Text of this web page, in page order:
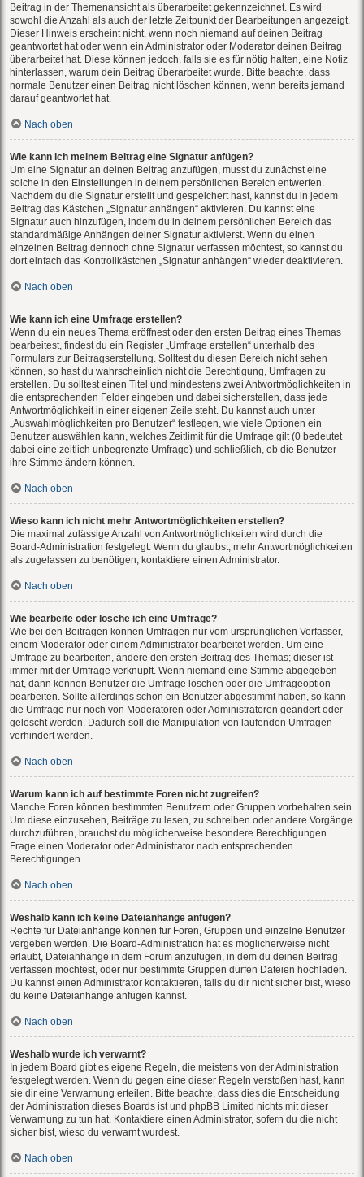
Beitrag in der Themenansicht als überarbeitet gekennzeichnet. Es wird
sowohl die Anzahl als auch der letzte Zeitpunkt der Bearbeitungen angezeigt.
Dieser Hinweis erscheint nicht, wenn noch niemand auf deinen Beitrag
geantwortet hat oder wenn ein Administrator oder Moderator deinen Beitrag
überarbeitet hat. Diese können jedoch, falls sie es für nötig halten, eine Notiz
hinterlassen, warum dein Beitrag überarbeitet wurde. Bitte beachte, dass
normale Benutzer einen Beitrag nicht löschen können, wenn bereits jemand
darauf geantwortet hat.
Nach oben
Wie kann ich meinem Beitrag eine Signatur anfügen?
Um eine Signatur an deinen Beitrag anzufügen, musst du zunächst eine
solche in den Einstellungen in deinem persönlichen Bereich entwerfen.
Nachdem du die Signatur erstellt und gespeichert hast, kannst du in jedem
Beitrag das Kästchen „Signatur anhängen“ aktivieren. Du kannst eine
Signatur auch hinzufügen, indem du in deinem persönlichen Bereich das
standardmäßige Anhängen deiner Signatur aktivierst. Wenn du einen
einzelnen Beitrag dennoch ohne Signatur verfassen möchtest, so kannst du
dort einfach das Kontrollkästchen „Signatur anhängen“ wieder deaktivieren.
Nach oben
Wie kann ich eine Umfrage erstellen?
Wenn du ein neues Thema eröffnest oder den ersten Beitrag eines Themas
bearbeitest, findest du ein Register „Umfrage erstellen“ unterhalb des
Formulars zur Beitragserstellung. Solltest du diesen Bereich nicht sehen
können, so hast du wahrscheinlich nicht die Berechtigung, Umfragen zu
erstellen. Du solltest einen Titel und mindestens zwei Antwortmöglichkeiten in
die entsprechenden Felder eingeben und dabei sicherstellen, dass jede
Antwortmöglichkeit in einer eigenen Zeile steht. Du kannst auch unter
„Auswahlmöglichkeiten pro Benutzer“ festlegen, wie viele Optionen ein
Benutzer auswählen kann, welches Zeitlimit für die Umfrage gilt (0 bedeutet
dabei eine zeitlich unbegrenzte Umfrage) und schließlich, ob die Benutzer
ihre Stimme ändern können.
Nach oben
Wieso kann ich nicht mehr Antwortmöglichkeiten erstellen?
Die maximal zulässige Anzahl von Antwortmöglichkeiten wird durch die
Board-Administration festgelegt. Wenn du glaubst, mehr Antwortmöglichkeiten
als zugelassen zu benötigen, kontaktiere einen Administrator.
Nach oben
Wie bearbeite oder lösche ich eine Umfrage?
Wie bei den Beiträgen können Umfragen nur vom ursprünglichen Verfasser,
einem Moderator oder einem Administrator bearbeitet werden. Um eine
Umfrage zu bearbeiten, ändere den ersten Beitrag des Themas; dieser ist
immer mit der Umfrage verknüpft. Wenn niemand eine Stimme abgegeben
hat, dann können Benutzer die Umfrage löschen oder die Umfrageoption
bearbeiten. Sollte allerdings schon ein Benutzer abgestimmt haben, so kann
die Umfrage nur noch von Moderatoren oder Administratoren geändert oder
gelöscht werden. Dadurch soll die Manipulation von laufenden Umfragen
verhindert werden.
Nach oben
Warum kann ich auf bestimmte Foren nicht zugreifen?
Manche Foren können bestimmten Benutzern oder Gruppen vorbehalten sein.
Um diese einzusehen, Beiträge zu lesen, zu schreiben oder andere Vorgänge
durchzuführen, brauchst du möglicherweise besondere Berechtigungen.
Frage einen Moderator oder Administrator nach entsprechenden
Berechtigungen.
Nach oben
Weshalb kann ich keine Dateianhänge anfügen?
Rechte für Dateianhänge können für Foren, Gruppen und einzelne Benutzer
vergeben werden. Die Board-Administration hat es möglicherweise nicht
erlaubt, Dateianhänge in dem Forum anzufügen, in dem du deinen Beitrag
verfassen möchtest, oder nur bestimmte Gruppen dürfen Dateien hochladen.
Du kannst einen Administrator kontaktieren, falls du dir nicht sicher bist, wieso
du keine Dateianhänge anfügen kannst.
Nach oben
Weshalb wurde ich verwarnt?
In jedem Board gibt es eigene Regeln, die meistens von der Administration
festgelegt werden. Wenn du gegen eine dieser Regeln verstoßen hast, kann
sie dir eine Verwarnung erteilen. Bitte beachte, dass dies die Entscheidung
der Administration dieses Boards ist und phpBB Limited nichts mit dieser
Verwarnung zu tun hat. Kontaktiere einen Administrator, sofern du die nicht
sicher bist, wieso du verwarnt wurdest.
Nach oben